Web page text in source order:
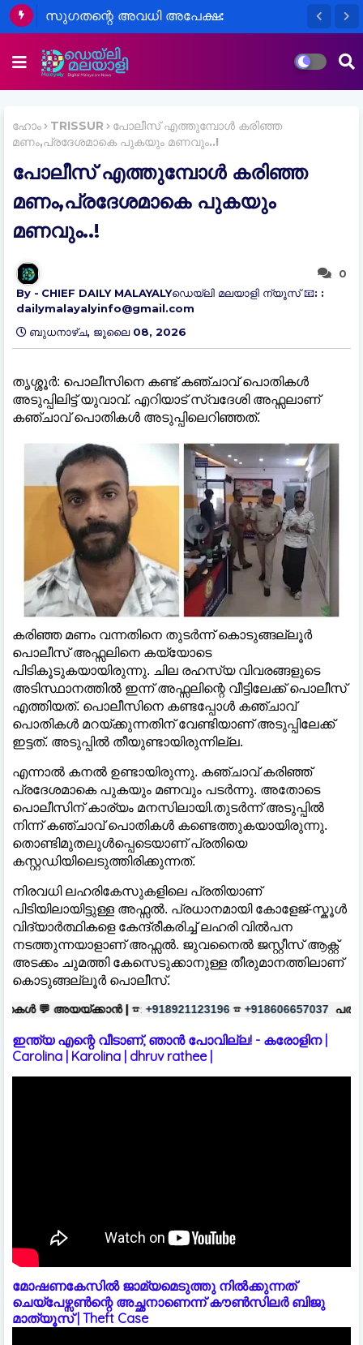
സുഗതന്റെ അവധി അപേക്ഷ:
കീർത്തനയുടെ ചോദ്യം ചെയ്യൽ
ലഹരിക്കേസിൽ ഉൾപ്പെടുത്തിയെന്ന്
സംശയം
ഹോം TRISSUR
പോലീസ് എത്തുമ്പോൾ കരിഞ്ഞ
മണം,പ്രദേശമാകെ പുകയും മണവും..!
പോലീസ് എത്തുമ്പോൾ കരിഞ്ഞ
മണം,പ്രദേശമാകെ പുകയും
മണവും..!
0
CHIEF DAILY MALAYALYഡെയ്‌ലി മലയാളി ന്യൂസ് 📧: :
dailymalayalyinfo@gmail.com
ബുധനാഴ്‌ച, ജൂലൈ 08, 2026
തൃശ്ശൂർ: പൊലീസിനെ കണ്ട് കഞ്ചാവ് പൊതികൾ
അടുപ്പിലിട്ട് യുവാവ്. എറിയാട് സ്വദേശി അഫ്സലാണ്
കഞ്ചാവ് പൊതികൾ അടുപ്പിലെറിഞ്ഞത്.
കരിഞ്ഞ മണം വന്നതിനെ തുടർന്ന് കൊടുങ്ങല്ലൂർ
പൊലീസ് അഫ്സലിനെ കയ്യോടെ
പിടികൂടുകയായിരുന്നു. ചില രഹസ്യ വിവരങ്ങളുടെ
‌അടിസ്ഥാനത്തിൽ ഇന്ന് അഫ്സലിന്റെ വീട്ടിലേക്ക് പൊലീസ്
എത്തിയത്. പൊലീസിനെ കണ്ടപ്പോൾ കഞ്ചാവ്
പൊതികൾ മറയ്ക്കുന്നതിന് വേണ്ടിയാണ് അടുപ്പിലേക്ക്
ഇട്ടത്. അടുപ്പിൽ തീയുണ്ടായിരുന്നില്ല.
എന്നാൽ കനൽ ഉണ്ടായിരുന്നു. കഞ്ചാവ് കരിഞ്ഞ്
പ്രദേശമാകെ പുകയും മണവും പടർന്നു. അതോടെ
പൊലീസിന് കാര്യം മനസിലായി.തുടർന്ന് അടുപ്പിൽ
നിന്ന് കഞ്ചാവ് പൊതികൾ കണ്ടെത്തുകയായിരുന്നു.
തൊണ്ടിമുതലുൾപ്പെടെയാണ് പ്രതിയെ
കസ്റ്റഡിയിലെടുത്തിരിക്കുന്നത്.
നിരവധി ലഹരികേസുകളിലെ പ്രതിയാണ്
പിടിയിലായിട്ടുള്ള അഫ്സൽ. പ്രധാനമായി കോളേജ്-സ്കൂൾ
വിദ്യാർത്ഥികളെ കേന്ദ്രീകരിച്ച് ലഹരി വിൽപന
നടത്തുന്നയാളാണ് അഫ്സൽ. ജുവനൈൽ ജസ്റ്റീസ് ആക്റ്റ്
അടക്കം ചുമത്തി കേസെടുക്കാനുള്ള തീരുമാനത്തിലാണ്
കൊടുങ്ങല്ലൂർ പൊലീസ്.
| ☎: +918921123196 ☎ +918606657037 പരസ്യങ്ങൾക്ക്| ☎:
ഇന്ത്യ എന്റെ വീടാണ്, ഞാൻ പോവില്ല! - കരോളിന |
Carolina | Karolina | dhruv rathee |
മോഷണകേസിൽ ജാമ്യമെടുത്തു നിൽക്കുന്നത്
ചെയ്പേഴ്സൺന്റെ അച്ഛനാണെന്ന് കൗൺസിലർ ബിജു
മാത്യൂസ് | Theft Case